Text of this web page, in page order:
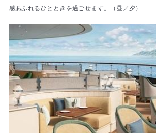
感あふれるひとときを過ごせます。（昼／夕）